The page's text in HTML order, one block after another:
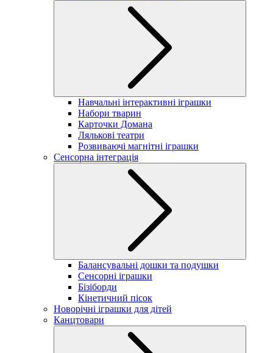
Навчальні інтерактивні іграшки
Набори тварин
Карточки Домана
Лялькові театри
Розвиваючі магнітні іграшки
Сенсорна інтеграція
Балансувальні дошки та подушки
Сенсорні іграшки
Бізіборди
Кінетичний пісок
Новорічні іграшки для дітей
Канцтовари